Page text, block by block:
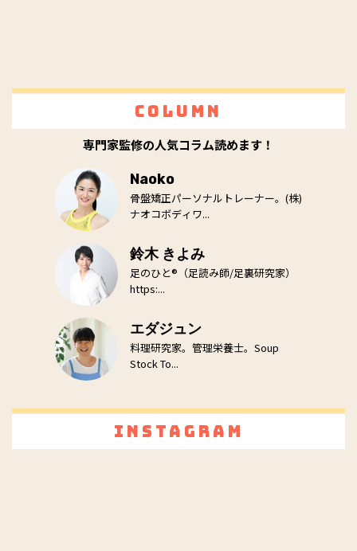
Column
専門家監修の人気コラム読めます！
Naoko
骨盤矯正パーソナルトレーナー。(株)
ナオコボディワ...
鈴木 きよみ
足のひと®（足読み師/足裏研究家）
https:...
エダジュン
料理研究家。管理栄養士。Soup
Stock To...
Instagram